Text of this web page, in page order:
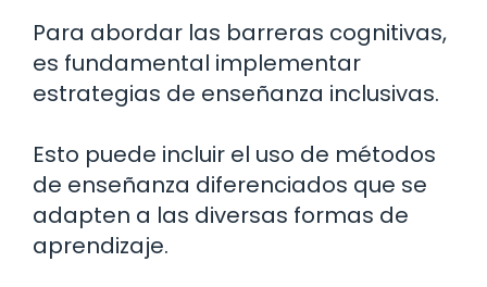
Para abordar las barreras cognitivas,
es fundamental implementar
estrategias de enseñanza inclusivas.
Esto puede incluir el uso de métodos
de enseñanza diferenciados que se
adapten a las diversas formas de
aprendizaje.